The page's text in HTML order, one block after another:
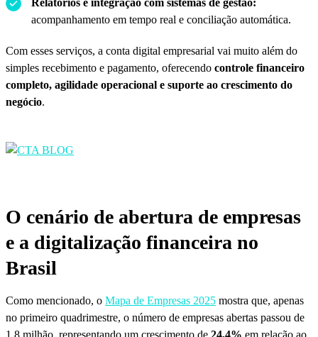
acompanhamento em tempo real e conciliação automática.
Com esses serviços, a conta digital empresarial vai muito além do
simples recebimento e pagamento, oferecendo controle financeiro
completo, agilidade operacional e suporte ao crescimento do
negócio.
O cenário de abertura de empresas
e a digitalização financeira no
Brasil
Como mencionado, o Mapa de Empresas 2025 mostra que, apenas
no primeiro quadrimestre, o número de empresas abertas passou de
1,8 milhão, representando um crescimento de 24,4% em relação ao